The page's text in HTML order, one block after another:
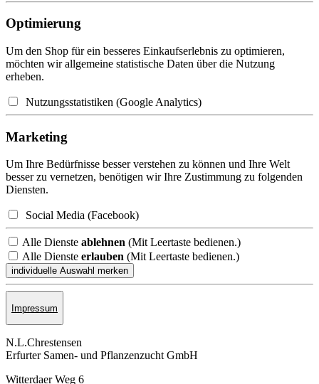
Optimierung
Um den Shop für ein besseres Einkaufserlebnis zu optimieren,
möchten wir allgemeine statistische Daten über die Nutzung
erheben.
Nutzungsstatistiken (Google Analytics)
Marketing
Um Ihre Bedürfnisse besser verstehen zu können und Ihre Welt
besser zu vernetzen, benötigen wir Ihre Zustimmung zu folgenden
Diensten.
Social Media (Facebook)
Alle Dienste ablehnen (Mit Leertaste bedienen.)
Alle Dienste erlauben (Mit Leertaste bedienen.)
Impressum
N.L.Chrestensen
Erfurter Samen- und Pflanzen­zucht GmbH
Witterdaer Weg 6